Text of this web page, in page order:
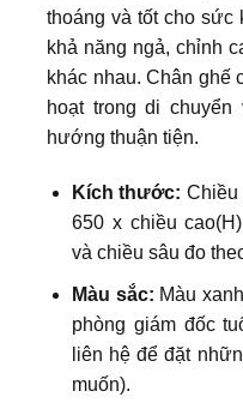
thoáng và tốt cho
khả năng ngả, chỉnh
khác nhau. Chân ghế
hoạt trong di
hướng thuận tiện.
Kích thước: Chiều
650 x chiều
và chiều sâu đo
Màu sắc: Màu
phòng giám đốc
liên hệ để đặt
muốn).